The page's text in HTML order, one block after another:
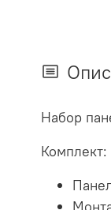
Набор
Комплект: